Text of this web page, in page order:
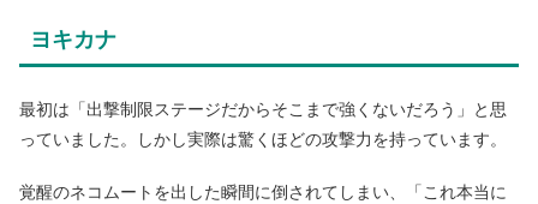
ヨキカナ
最初は「出撃制限ステージだからそこまで強くないだろう」と思
っていました。しかし実際は驚くほどの攻撃力を持っています。
覚醒のネコムートを出した瞬間に倒されてしまい、「これ本当に